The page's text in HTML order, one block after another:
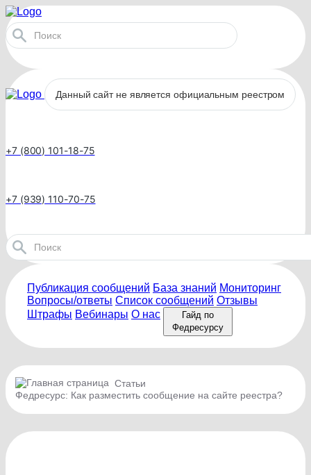
Данный сайт не является официальным реестром
+7 (800) 101-18-75
+7 (939) 110-70-75
Публикация сообщений База знаний Мониторинг
Вопросы/ответы Список сообщений Отзывы
Штрафы Вебинары О нас
Гайд по
Федресурсу
Статьи
Федресурс: Как разместить сообщение на сайте реестра?